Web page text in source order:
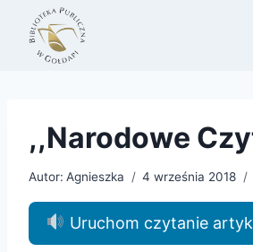
Przejdź
treści
,,Narodowe
Autor: Agnieszka 4 września 2018
Uruchom czytanie